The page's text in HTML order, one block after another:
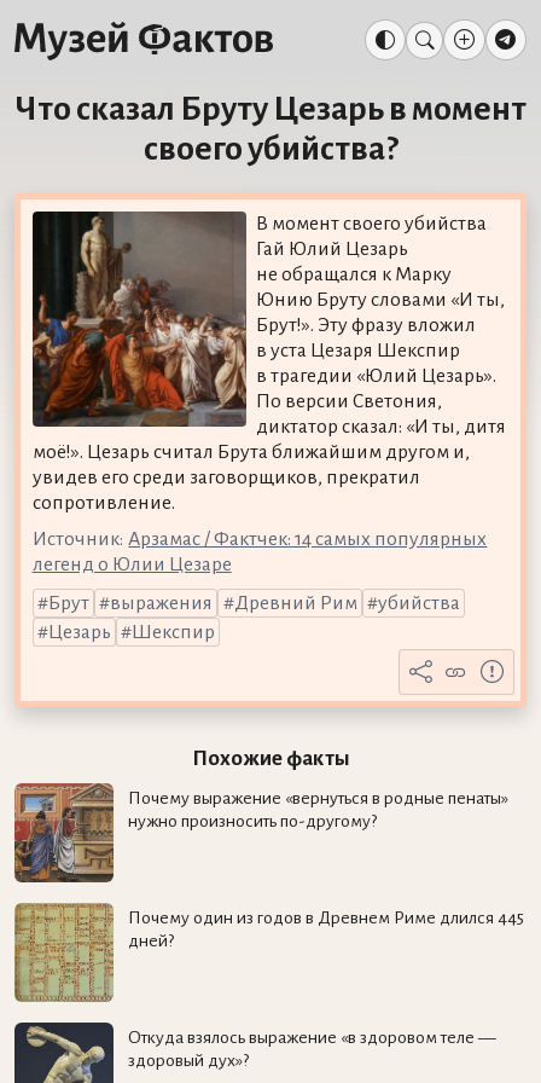
Что сказал Бруту Цезарь в момент
своего убийства?
В момент своего убийства
Гай Юлий Цезарь
не обращался к Марку
Юнию Бруту словами «И ты,
Брут!». Эту фразу вложил
в уста Цезаря Шекспир
в трагедии «Юлий Цезарь».
По версии Светония,
диктатор сказал: «И ты, дитя
моё!». Цезарь считал Брута ближайшим другом и,
увидев его среди заговорщиков, прекратил
сопротивление.
Источник: Арзамас / Фактчек: 14 самых популярных
легенд о Юлии Цезаре
Брут
выражения Древний Рим
убийства
Цезарь
Шекспир
Похожие факты
Почему выражение «вернуться в родные пенаты»
нужно произносить по-другому?
Почему один из годов в Древнем Риме длился 445
дней?
Откуда взялось выражение «в здоровом теле —
здоровый дух»?